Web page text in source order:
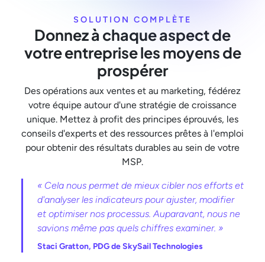
SOLUTION COMPLÈTE
Donnez à chaque aspect de
votre entreprise les moyens de
prospérer
Des opérations aux ventes et au marketing, fédérez
votre équipe autour d'une stratégie de croissance
unique. Mettez à profit des principes éprouvés, les
conseils d'experts et des ressources prêtes à l'emploi
pour obtenir des résultats durables au sein de votre
MSP.
« Cela nous permet de mieux cibler nos efforts et
d'analyser les indicateurs pour ajuster, modifier
et optimiser nos processus. Auparavant, nous ne
savions même pas quels chiffres examiner. »
Staci Gratton, PDG de SkySail Technologies